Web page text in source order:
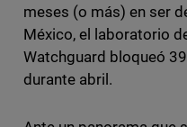
meses (o más) en ser
México, el laboratorio
Watchguard bloqueó
durante abril.